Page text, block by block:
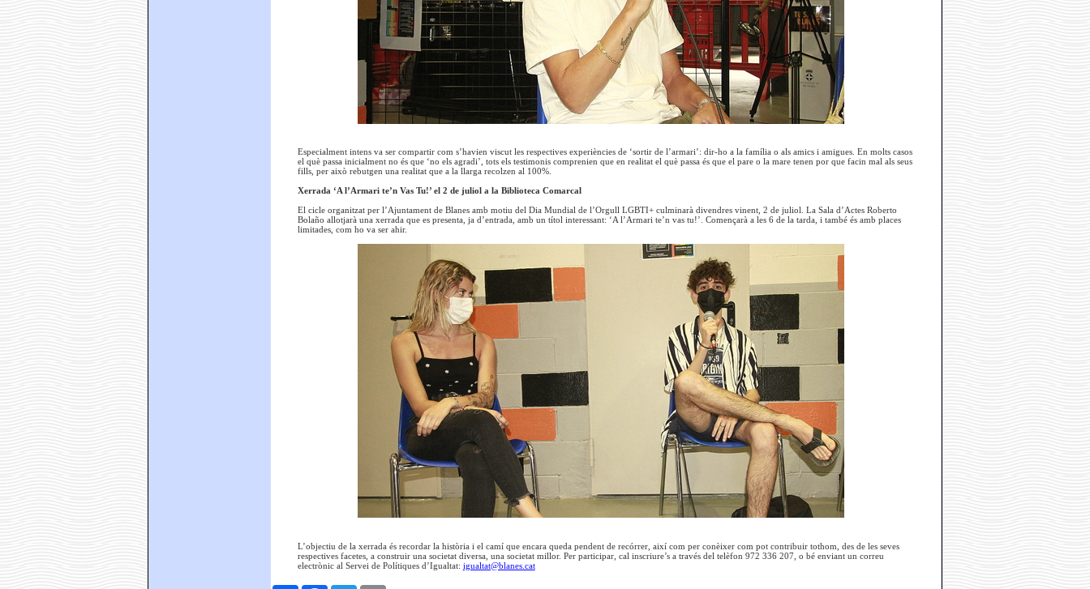
Especialment intens va ser compartir com s’havien viscut les respectives experiències de ‘sortir de l’armari’: dir-ho a la família o als amics i amigues. En molts casos
el què passa inicialment no és que ‘no els agradi’, tots els testimonis comprenien que en realitat el què passa és que el pare o la mare tenen por que facin mal als seus
fills, per això rebutgen una realitat que a la llarga recolzen al 100%.
Xerrada ‘A l’Armari te’n Vas Tu!’ el 2 de juliol a la Biblioteca Comarcal
El cicle organitzat per l’Ajuntament de Blanes amb motiu del Dia Mundial de l’Orgull LGBTI+ culminarà divendres vinent, 2 de juliol. La Sala d’Actes Roberto
Bolaño allotjarà una xerrada que es presenta, ja d’entrada, amb un títol interessant: ‘A l’Armari te’n vas tu!’. Començarà a les 6 de la tarda, i també és amb places
limitades, com ho va ser ahir.
L’objectiu de la xerrada és recordar la història i el camí que encara queda pendent de recórrer, així com per conèixer com pot contribuir tothom, des de les seves
respectives facetes, a construir una societat diversa, una societat millor. Per participar, cal inscriure’s a través del telèfon 972 336 207, o bé enviant un correu
electrònic al Servei de Polítiques d’Igualtat: igualtat@blanes.cat